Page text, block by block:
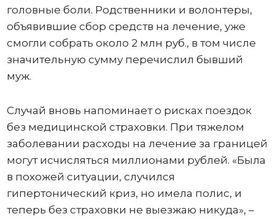
головные боли. Родственники и волонтеры,
объявившие сбор средств на лечение, уже
смогли собрать около 2 млн руб., в том числе
значительную сумму перечислил бывший
муж.
Случай вновь напоминает о рисках поездок
без медицинской страховки. При тяжелом
заболевании расходы на лечение за границей
могут исчисляться миллионами рублей. «Была
в похожей ситуации, случился
гипертонический криз, но имела полис, и
теперь без страховки не выезжаю никуда», –